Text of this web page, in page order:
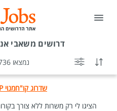
דרושים משאבי
נמצאו 736 משרות
שדרוג קו"חמנוי VIP
הציגו לי רק משרות ללא צורך